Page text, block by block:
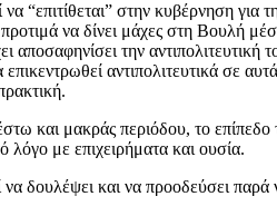
“επιτίθεται” στην κυβέρνηση
να δίνει μάχες στη Βουλή
την αντιπολιτευτική
αντιπολιτευτικά σε
και μακράς περιόδου, το
λόγο με επιχειρήματα και ουσία.
δουλέψει και να προοδεύσει παρά